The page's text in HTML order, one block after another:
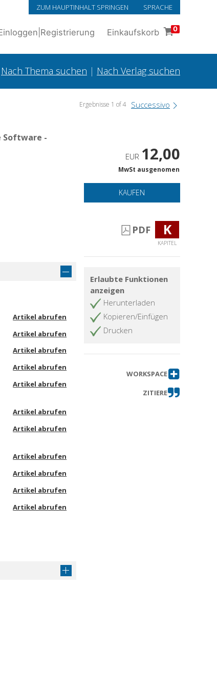
ZUM HAUPTINHALT SPRINGEN SPRACHE
Registrierung Einkaufskorb 0
Nach Thema suchen | Nach Verlag suchen
Ergebnisse 1 of 4 Successivo
Software -
Artikel abrufen
Artikel abrufen
Artikel abrufen
Artikel abrufen
Artikel abrufen
Artikel abrufen
Artikel abrufen
Artikel abrufen
Artikel abrufen
Artikel abrufen
Artikel abrufen
EUR 12,00
MwSt ausgenomen
KAUFEN
PDF K
KAPITEL
Erlaubte Funktionen
anzeigen
Herunterladen
Kopieren/Einfügen
Drucken
WORKSPACE
ZITIERE